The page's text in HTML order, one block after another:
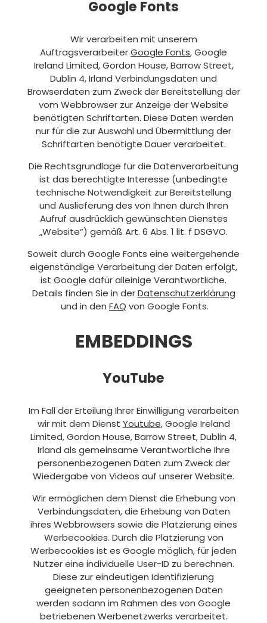
Google Fonts
Wir verarbeiten mit unserem
AuftragsverarbeiterGoogle Fonts, Google
Ireland Limited, Gordon House, Barrow Street,
Dublin 4, Irland Verbindungsdaten und
Browserdaten zum Zweck der Bereitstellung der
vom Webbrowser zur Anzeige der Website
benötigten Schriftarten. Diese Daten werden
nur für die zur Auswahl und Übermittlung der
Schriftarten benötigte Dauer verarbeitet.
Die Rechtsgrundlage für die Datenverarbeitung
ist das berechtigte Interesse (unbedingte
technische Notwendigkeit zur Bereitstellung
und Auslieferung des von Ihnen durch Ihren
Aufruf ausdrücklich gewünschten Dienstes
„Website“) gemäß Art. 6 Abs. 1 lit. f DSGVO.
Soweit durch Google Fonts eine weitergehende
eigenständige Verarbeitung der Daten erfolgt,
ist Google dafür alleinige Verantwortliche.
Details finden Sie in derDatenschutzerklärung
und in den FAQ von Google Fonts.
EMBEDDINGS
YouTube
Im Fall der Erteilung Ihrer Einwilligung verarbeiten
wir mit dem Dienst Youtube, Google Ireland
Limited, Gordon House, Barrow Street, Dublin 4,
Irland als gemeinsame Verantwortliche Ihre
personenbezogenen Daten zum Zweck der
Wiedergabe von Videos auf unserer Website.
Wir ermöglichen dem Dienst die Erhebung von
Verbindungsdaten, die Erhebung von Daten
ihres Webbrowsers sowie die Platzierung eines
Werbecookies. Durch die Platzierung von
Werbecookies ist es Google möglich, für jeden
Nutzer eine individuelle User-ID zu berechnen.
Diese zur eindeutigen Identifizierung
geeigneten personenbezogenen Daten
werden sodann im Rahmen des von Google
betriebenen Werbenetzwerks verarbeitet.